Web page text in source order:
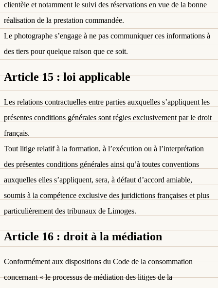
clientèle et notamment le suivi des réservations en vue de la bonne
réalisation de la prestation commandée.
Le photographe s’engage à ne pas communiquer ces informations à
des tiers pour quelque raison que ce soit.
Article 15 : loi applicable
Les relations contractuelles entre parties auxquelles s’appliquent les
présentes conditions générales sont régies exclusivement par le droit
français.
Tout litige relatif à la formation, à l’exécution ou à l’interprétation
des présentes conditions générales ainsi qu’à toutes conventions
auxquelles elles s’appliquent, sera, à défaut d’accord amiable,
soumis à la compétence exclusive des juridictions françaises et plus
particulièrement des tribunaux de Limoges.
Article 16 : droit à la médiation
Conformément aux dispositions du Code de la consommation
concernant « le processus de médiation des litiges de la